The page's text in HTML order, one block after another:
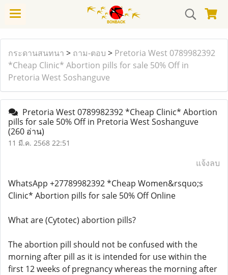
กระดานสนทนา > ถาม-ตอบ > Pretoria West 0789982392
*Cheap Clinic* Abortion pills for sale 50% Off in
Pretoria West Soshanguve
Pretoria West 0789982392 *Cheap Clinic* Abortion
pills for sale 50% Off in Pretoria West Soshanguve
(260 อ่าน)
11 มี.ค. 2568 22:51
แจ้งลบ
WhatsApp +27789982392 *Cheap Women&rsquo;s
Clinic* Abortion pills for sale 50% Off Online
What are (Cytotec) abortion pills?
The abortion pill should not be confused with the
morning after pill as it is intended for use within the
first 12 weeks of pregnancy whereas the morning after